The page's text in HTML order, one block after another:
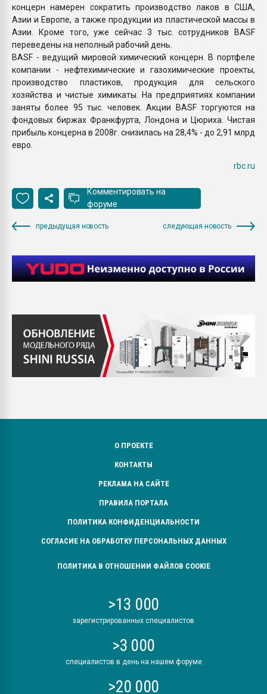
концерн намерен сократить производство лаков в США,
Азии и Европе, а также продукции из пластической массы в
Азии. Кроме того, уже сейчас 3 тыс. сотрудников BASF
переведены на неполный рабочий день.
BASF - ведущий мировой химический концерн. В портфеле
компании - нефтехимические и газохимические проекты,
производство пластиков, продукция для сельского
хозяйства и чистые химикаты. На предприятиях компании
заняты более 95 тыс. человек. Акции BASF торгуются на
фондовых биржах Франкфурта, Лондона и Цюриха. Чистая
прибыль концерна в 2008г. снизилась на 28,4% - до 2,91 млрд
евро.
rbc.ru
Комментировать на
форуме
предыдущая новость следующая новость
О ПРОЕКТЕ
КОНТАКТЫ
РЕКЛАМА НА САЙТЕ
ПРАВИЛА ПОРТАЛА
ПОЛИТИКА КОНФИДЕНЦИАЛЬНОСТИ
СОГЛАСИЕ НА ОБРАБОТКУ ПЕРСОНАЛЬНЫХ ДАННЫХ
ПОЛИТИКА В ОТНОШЕНИИ ФАЙЛОВ COOKIE
>13 000
зарегистрированных специалистов
>3 000
специалистов в день на нашем форуме
>20 000